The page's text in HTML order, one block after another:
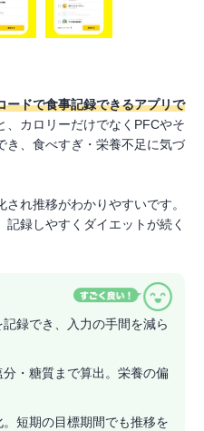
ードで食事記録できるアプリで
、カロリーだけでなくPFCやそ
き、食べすぎ・栄養不足に気づ
れ推移がわかりやすいです。
録しやすくダイエットが続く
録でき、入力の手間を減ら
・糖質まで算出。栄養の偏
短期の目標期間でも推移を